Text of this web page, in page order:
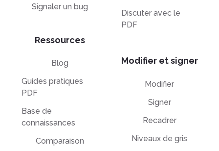
Signaler un bug
Ressources
Blog
Guides pratiques
PDF
Base de
connaissances
Comparaison
Discuter avec le
PDF
Modifier et signer
Modifier
Signer
Recadrer
Niveaux de gris